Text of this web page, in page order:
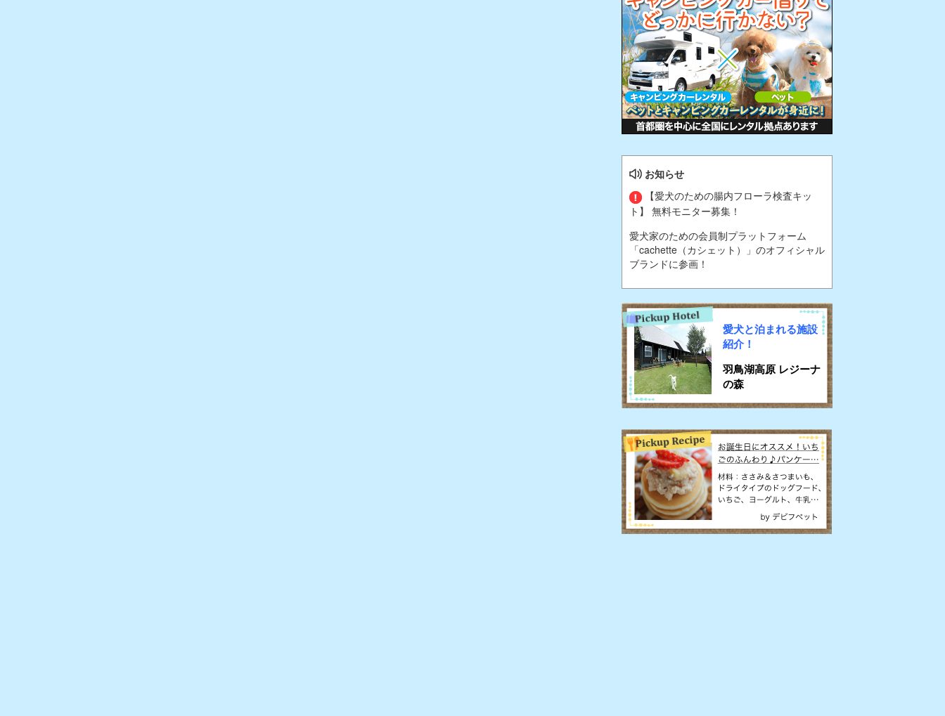
お知らせ
【愛犬のための腸内フローラ検査キッ
ト】 無料モニター募集！
愛犬家のための会員制プラットフォーム
「cachette（カシェット）」のオフィシャル
ブランドに参画！
愛犬と泊まれる施設
紹介！
羽鳥湖高原 レジーナ
の森